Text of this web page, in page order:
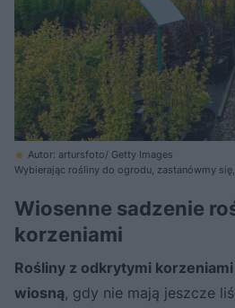
Autor: artursfoto/ Getty Images
Wybierając rośliny do ogrodu, zastanówmy
Wiosenne sadzenie
korzeniami
Rośliny z odkrytymi
wiosną, gdy nie mają jeszcze